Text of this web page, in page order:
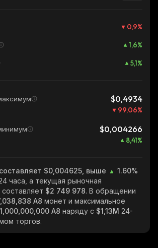
0,9%
1,6%
5,1%
$0,4934
99,06%
$0,004266
8,41%
составляет $0,004625, выше
1.60%
часа, а текущая рыночная
составляет $2 749 978. В обращении
A8 монет и максимальное
1,000,000,000 A8 наряду с $1,13M 24-
торгов.